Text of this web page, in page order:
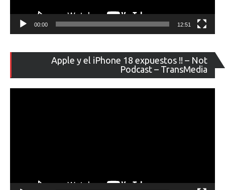
00:00 12:51
Apple y el iPhone 18 expuestos !! – Not
Podcast – TransMedia
de